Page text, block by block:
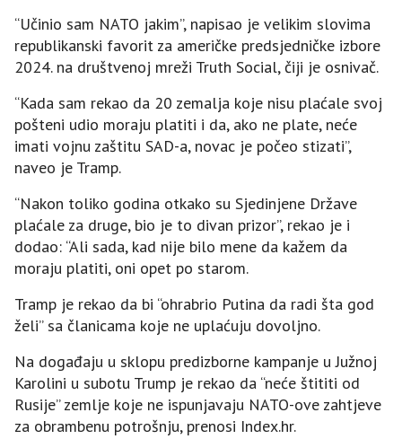
“Učinio sam NATO jakim”, napisao je velikim slovima
republikanski favorit za američke predsjedničke izbore
2024. na društvenoj mreži Truth Social, čiji je osnivač.
“Kada sam rekao da 20 zemalja koje nisu plaćale svoj
pošteni udio moraju platiti i da, ako ne plate, neće
imati vojnu zaštitu SAD-a, novac je počeo stizati”,
naveo je Tramp.
“Nakon toliko godina otkako su Sjedinjene Države
plaćale za druge, bio je to divan prizor”, rekao je i
dodao: “Ali sada, kad nije bilo mene da kažem da
moraju platiti, oni opet po starom.
Tramp je rekao da bi “ohrabrio Putina da radi šta god
želi” sa članicama koje ne uplaćuju dovoljno.
Na događaju u sklopu predizborne kampanje u Južnoj
Karolini u subotu Trump je rekao da “neće štititi od
Rusije” zemlje koje ne ispunjavaju NATO-ove zahtjeve
za obrambenu potrošnju, prenosi Index.hr.